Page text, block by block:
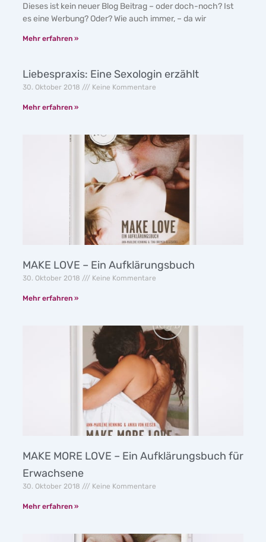
Dieses ist kein neuer Blog Beitrag – oder doch-noch? Ist
es eine Werbung? Oder? Wie auch immer, – da wir
Mehr erfahren »
Liebespraxis: Eine Sexologin erzählt
30. Oktober 2018 Keine Kommentare
Mehr erfahren »
MAKE LOVE – Ein Aufklärungsbuch
30. Oktober 2018 Keine Kommentare
Mehr erfahren »
MAKE MORE LOVE – Ein Aufklärungsbuch für
Erwachsene
30. Oktober 2018 Keine Kommentare
Mehr erfahren »